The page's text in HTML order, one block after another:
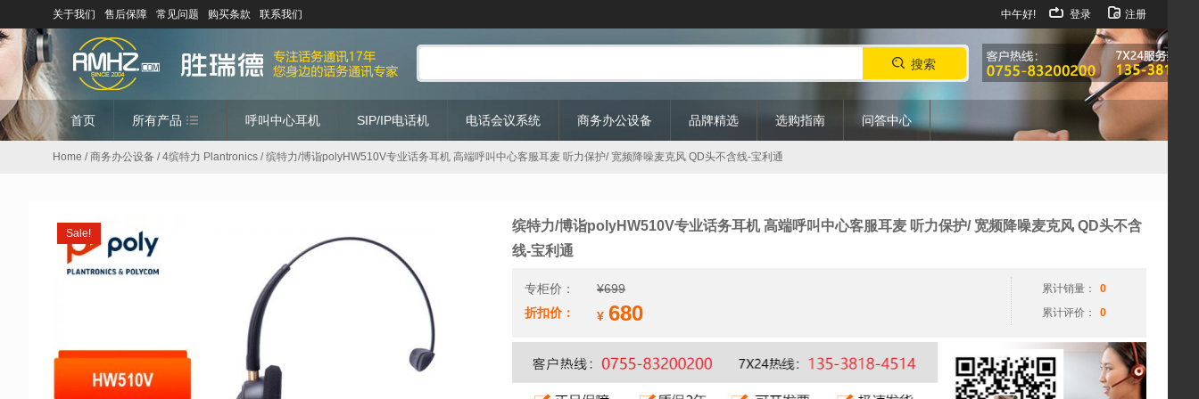
关于我们 售后保障 常见问题 购买条款 联系我们 中午好! 登录 注册
搜索
首页 所有产品 呼叫中心耳机 SIP/IP电话机 电话会议系统 商务办公设备 品牌精选 选购指南 问答中心
Home /商务办公设备 /4缤特力 Plantronics / 缤特力/博诣polyHW510V专业话务耳机 高端呼叫中心客服耳麦 听力保护/ 宽频降噪麦克风 QD头不含线-宝利通
Sale!
缤特力/博诣polyHW510V专业话务耳机 高端呼叫中心客服耳麦 听力保护/ 宽频降噪麦克风 QD头不含
线-宝利通
专柜价：
折扣价：
¥699
¥ 680
累计销量：
0
累计评价：
0